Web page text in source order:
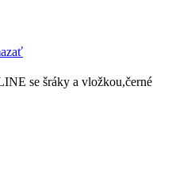
se šráky a vložkou,černé